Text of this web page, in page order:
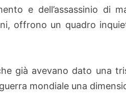
e dell’assassinio
offrono un quadro
già avevano dato una
mondiale una